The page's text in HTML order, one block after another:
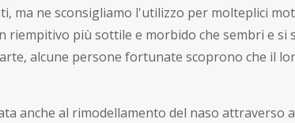
ma ne sconsigliamo l'utilizzo per molteplici
riempitivo più sottile e morbido che sembri e
alcune persone fortunate scoprono che il
anche al rimodellamento del naso attraverso